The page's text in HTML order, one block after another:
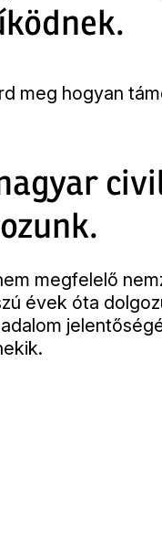
meg hogyan
megfelelő
évek óta